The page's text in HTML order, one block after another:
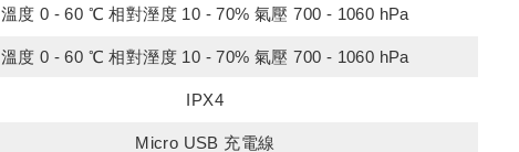
溫度 0 - 60 ℃ 相對溼度 10 - 70% 氣壓 700 - 1060 hPa
溫度 0 - 60 ℃ 相對溼度 10 - 70% 氣壓 700 - 1060 hPa
IPX4
Micro USB 充電線